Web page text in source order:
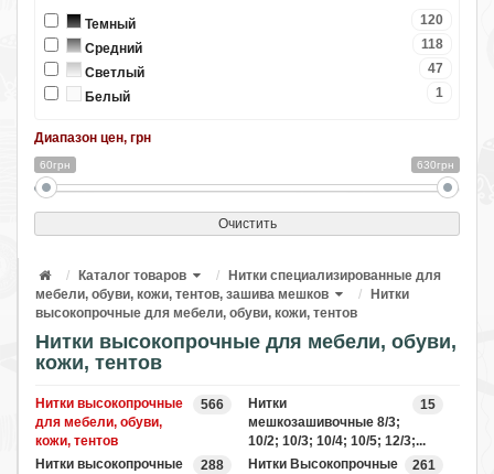
120
Темный
118
Средний
47
Светлый
1
Белый
Диапазон цен, грн
60грн 630грн
Очистить
Каталог товаров
Нитки специализированные для
мебели, обуви, кожи, тентов, зашива мешков
Нитки
высокопрочные для мебели, обуви, кожи, тентов
Нитки высокопрочные для мебели, обуви,
кожи, тентов
566
Нитки высокопрочные
для мебели, обуви,
кожи, тентов
15
Нитки
мешкозашивочные 8/3;
10/2; 10/3; 10/4; 10/5; 12/3;...
288
Нитки высокопрочные
261
Нитки Высокопрочные